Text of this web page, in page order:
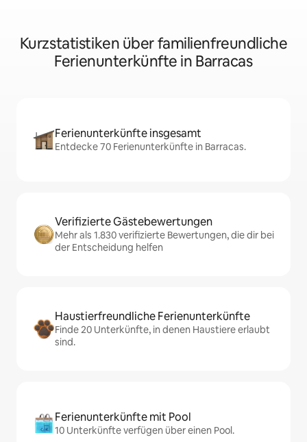
Kurzstatistiken über familienfreundliche
Ferienunterkünfte in Barracas
Ferienunterkünfte insgesamt
Entdecke 70 Ferienunterkünfte in Barracas.
Verifizierte Gästebewertungen
Mehr als 1.830 verifizierte Bewertungen, die dir bei
der Entscheidung helfen
Haustierfreundliche Ferienunterkünfte
Finde 20 Unterkünfte, in denen Haustiere erlaubt
sind.
Ferienunterkünfte mit Pool
10 Unterkünfte verfügen über einen Pool.